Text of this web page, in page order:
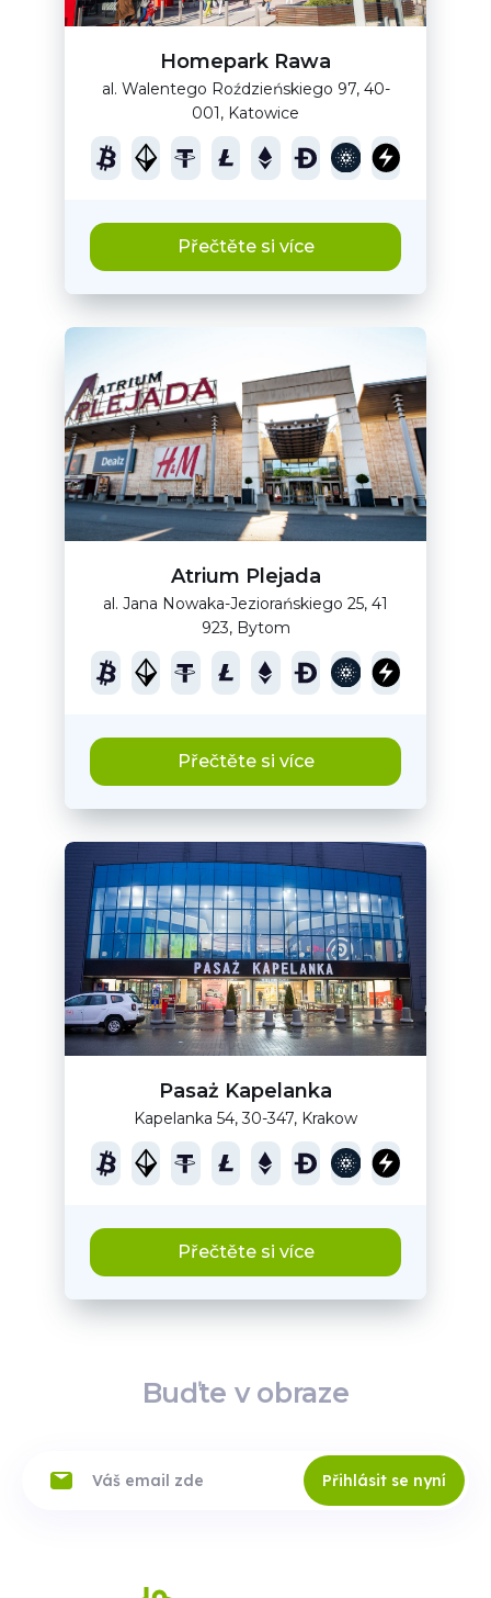
Homepark Rawa
al. Walentego Roździeńskiego 97, 40-
001, Katowice
Přečtěte si více
Atrium Plejada
al. Jana Nowaka-Jeziorańskiego 25, 41
923, Bytom
Přečtěte si více
Pasaż Kapelanka
Kapelanka 54, 30-347, Krakow
Přečtěte si více
Buďte v obraze
Přihlásit se nyní